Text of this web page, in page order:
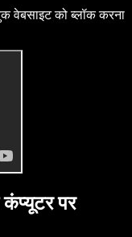
वेबसाइट को ब्लॉक करना
पर